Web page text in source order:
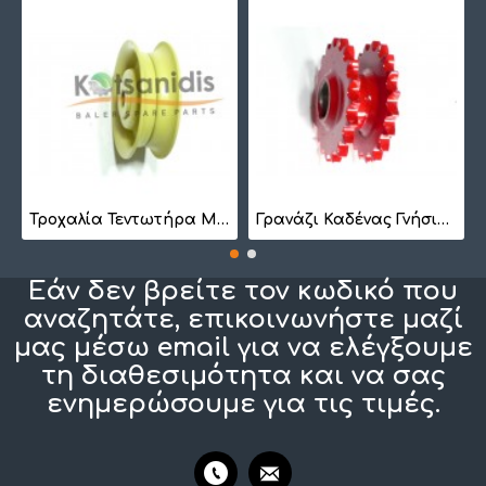
Τροχαλία Τεντωτήρα Μικρή BS 1022 Γρανάζι Καδένας Γνήσιο 1257410201
Εάν δεν βρείτε τον κωδικό που
αναζητάτε, επικοινωνήστε μαζί
μας μέσω email για να ελέγξουμε
τη διαθεσιμότητα και να σας
ενημερώσουμε για τις τιμές.